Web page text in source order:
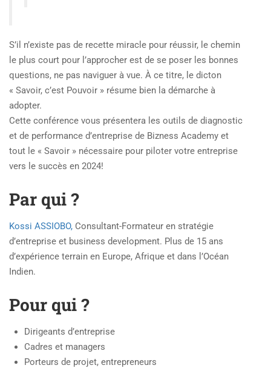
S’il n’existe pas de recette miracle pour réussir, le chemin
le plus court pour l’approcher est de se poser les bonnes
questions, ne pas naviguer à vue. À ce titre, le dicton
« Savoir, c’est Pouvoir » résume bien la démarche à
adopter.
Cette conférence vous présentera les outils de diagnostic
et de performance d’entreprise de Bizness Academy et
tout le « Savoir » nécessaire pour piloter votre entreprise
vers le succès en 2024!
Par qui ?
Kossi ASSIOBO, Consultant-Formateur en stratégie
d’entreprise et business development. Plus de 15 ans
d’expérience terrain en Europe, Afrique et dans l’Océan
Indien.
Pour qui ?
Dirigeants d’entreprise
Cadres et managers
Porteurs de projet, entrepreneurs